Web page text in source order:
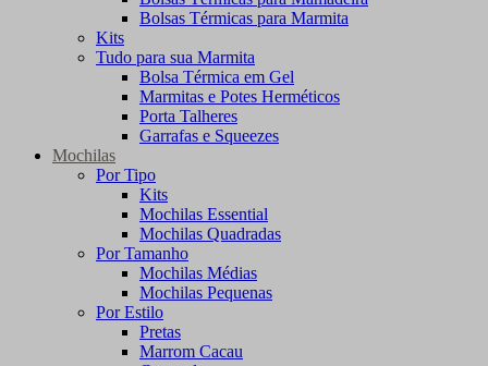
Bolsas Térmicas para Marmita
Kits
Tudo para sua Marmita
Bolsa Térmica em Gel
Marmitas e Potes Herméticos
Porta Talheres
Garrafas e Squeezes
Mochilas
Por Tipo
Kits
Mochilas Essential
Mochilas Quadradas
Por Tamanho
Mochilas Médias
Mochilas Pequenas
Por Estilo
Pretas
Marrom Cacau